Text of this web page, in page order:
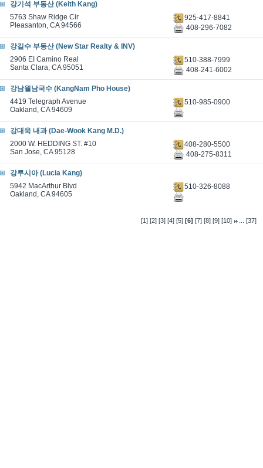
강기석 부동산 (Keith Kang)
5763 Shaw Ridge Cir
Pleasanton, CA 94566
925-417-8841
408-296-7082
강길수 부동산 (New Star Realty & INV)
2906 EI Camino Real
Santa Clara, CA 95051
510-388-7999
408-241-6002
강남월남국수 (KangNam Pho House)
4419 Telegraph Avenue
Oakland, CA 94609
510-985-0900
강대욱 내과 (Dae-Wook Kang M.D.)
2000 W. HEDDING ST. #10
San Jose, CA 95128
408-280-5500
408-275-8311
강루시아 (Lucia Kang)
5942 MacArthur Blvd
Oakland, CA 94605
510-326-8088
[1] [2] [3] [4] [5] [6] [7] [8] [9] [10] ...[37]